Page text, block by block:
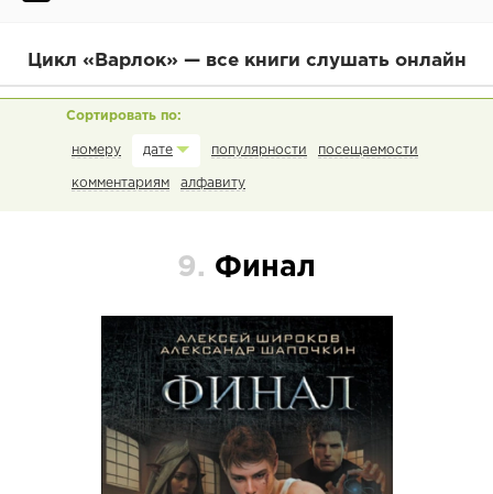
Цикл «Варлок» — все книги слушать онлайн
номеру дате популярности посещаемости
комментариям алфавиту
9. Финал